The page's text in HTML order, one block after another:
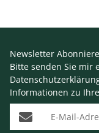
Newsletter
Bitte senden Sie mir
Informationen zu
E-Mail-Adresse